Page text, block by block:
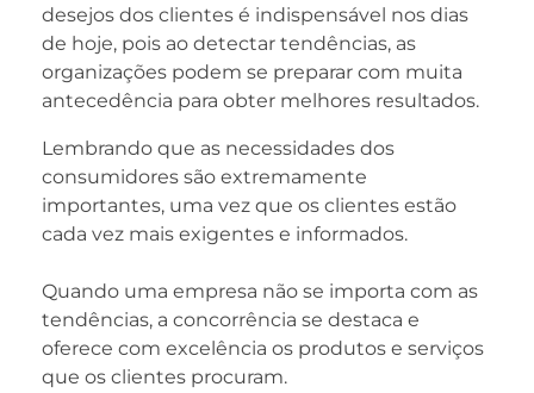
desejos dos clientes é indispensável nos dias
de hoje, pois ao detectar tendências, as
organizações podem se preparar com muita
antecedência para obter melhores resultados.
Lembrando que as necessidades dos
consumidores são extremamente
importantes, uma vez que os clientes estão
cada vez mais exigentes e informados.
Quando uma empresa não se importa com as
tendências, a concorrência se destaca e
oferece com excelência os produtos e serviços
que os clientes procuram.